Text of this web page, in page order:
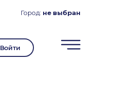
Город: не выбран
Войти